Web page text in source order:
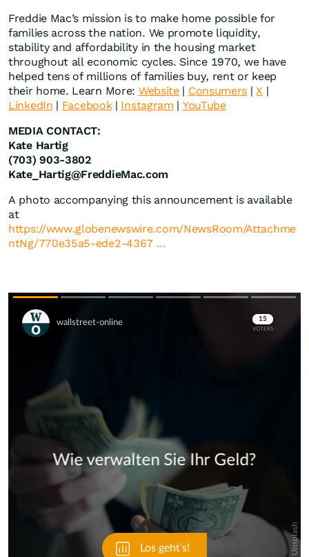
Freddie Mac’s mission is to make home possible for
families across the nation. We promote liquidity,
stability and affordability in the housing market
throughout all economic cycles. Since 1970, we have
helped tens of millions of families buy, rent or keep
their home. Learn More: Website| Consumers | X |
LinkedIn | Facebook| Instagram | YouTube
MEDIA CONTACT:
Kate Hartig
(703) 903-3802
Kate_Hartig@FreddieMac.com
A photo accompanying this announcement is available
at
https://www.globenewswire.com/NewsRoom/Attachme
ntNg/770e35a5-ede2-4367 ...
Skip